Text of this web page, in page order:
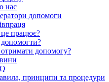
нас
допомоги
працює?
допомогу?
принципи та процедури